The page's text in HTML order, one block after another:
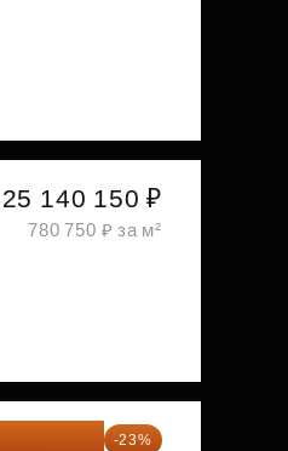
25 140 150 ₽
780 750 ₽ за м²
-23%